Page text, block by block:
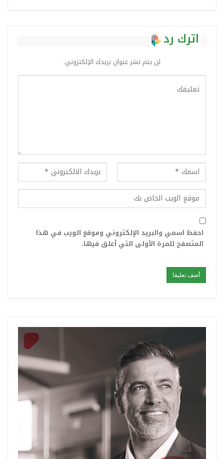
اترك رد
لن يتم نشر عنوان بريدك الإلكتروني.
احفظ اسمي والبريد الإلكتروني وموقع الويب في هذا
المتصفح للمرة الأولى التي أعلق فيها.